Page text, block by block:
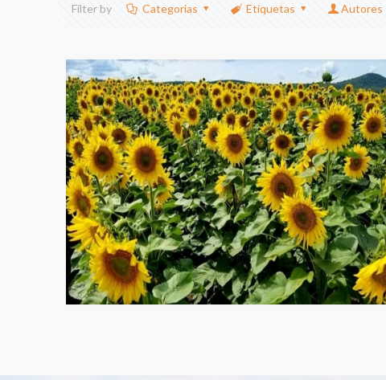
Filter by Categorias Etiquetas Autores